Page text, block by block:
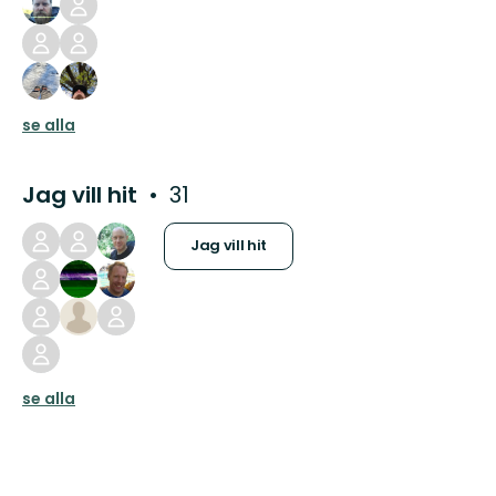
se alla
Jag vill hit 31
Jag vill hit
se alla